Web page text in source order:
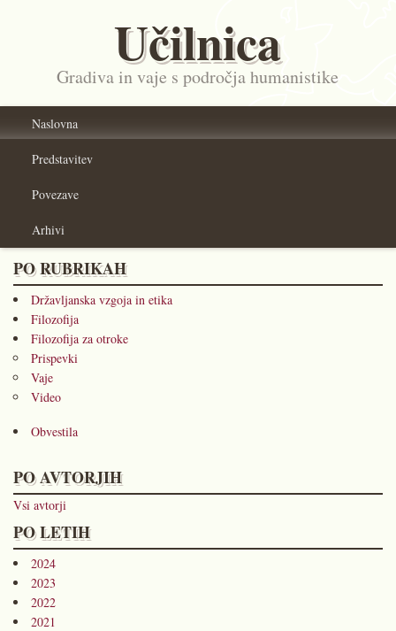
Učilnica
Gradiva in vaje s področja humanistike
Naslovna
Predstavitev
Povezave
Arhivi
PO RUBRIKAH
Državljanska vzgoja in etika
Filozofija
Filozofija za otroke
Prispevki
Vaje
Video
Obvestila
PO AVTORJIH
Vsi avtorji
PO LETIH
2024
2023
2022
2021